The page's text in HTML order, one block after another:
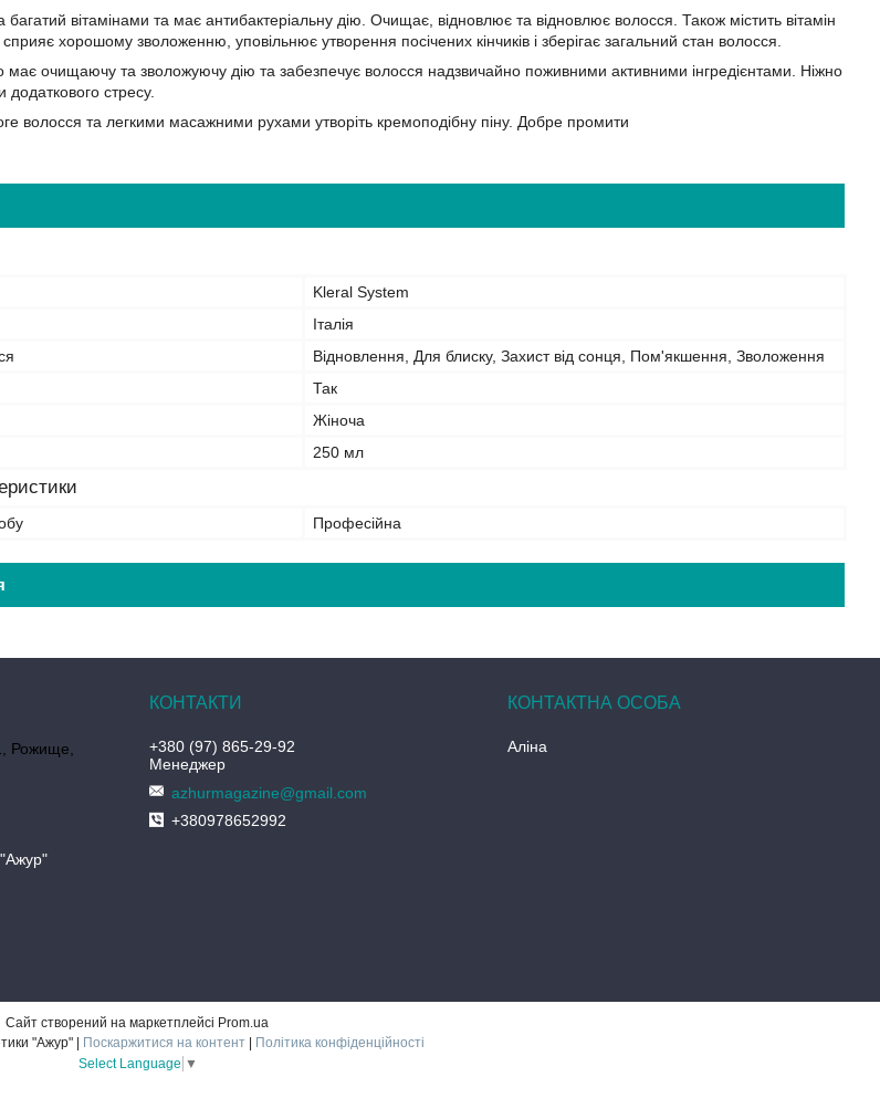
багатий вітамінами та має антибактеріальну дію. Очищає, відновлює та відновлює волосся. Також містить вітамін
хорошому зволоженню, уповільнює утворення посічених кінчиків і зберігає загальний стан волосся.
очищаючу та зволожуючу дію та забезпечує волосся надзвичайно поживними активними інгредієнтами. Ніжно
стресу.
волосся та легкими масажними рухами утворіть кремоподібну піну. Добре промити
Kleral System
Італія
Відновлення, Для блиску, Захист від сонця, Пом'якшення, Зволоження
Так
Жіноча
250 мл
Професійна
Рожище,
"Ажур"
+380 (97) 865-29-92
Менеджер
azhurmagazine@gmail.com
+380978652992
Аліна
Сайт створений на маркетплейсі Prom.ua
Поскаржитися на контент
Політика конфіденційності
Select Language ▼